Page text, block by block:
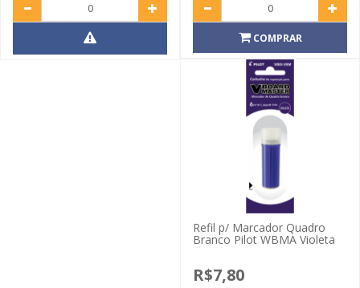
COMPRAR
Refil p/ Marcador Quadro
Branco Pilot WBMA Violeta
R$7,80